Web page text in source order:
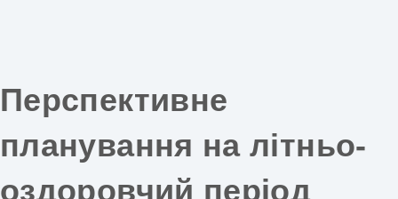
Перспективне
планування на літньо-
оздоровчий період